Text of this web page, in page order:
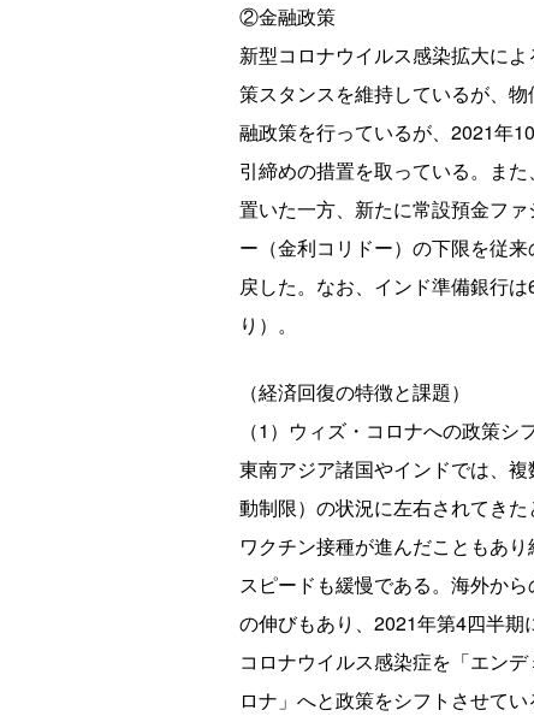
②金融政策
新型コロナウイルス感染拡大に
策スタンスを維持しているが、
融政策を行っているが、2021年
引締めの措置を取っている。ま
置いた一方、新たに常設預金フ
ー（金利コリドー）の下限を従
戻した。なお、インド準備銀行
り）。
（経済回復の特徴と課題）
（1）ウィズ・コロナへの政策シ
東南アジア諸国やインドでは、
動制限）の状況に左右されてき
ワクチン接種が進んだこともあ
スピードも緩慢である。海外か
の伸びもあり、2021年第4四半
コロナウイルス感染症を「エン
ロナ」へと政策をシフトさせて